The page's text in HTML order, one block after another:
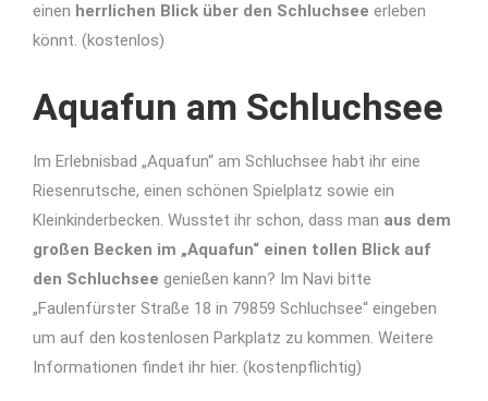
einen herrlichen Blick über den Schluchsee erleben
könnt. (kostenlos)
Aquafun am Schluchsee
Im Erlebnisbad „Aquafun“ am Schluchsee habt ihr eine
Riesenrutsche, einen schönen Spielplatz sowie ein
Kleinkinderbecken. Wusstet ihr schon, dass man aus dem
großen Becken im „Aquafun“ einen tollen Blick auf
den Schluchsee genießen kann? Im Navi bitte
„Faulenfürster Straße 18 in 79859 Schluchsee“ eingeben
um auf den kostenlosen Parkplatz zu kommen. Weitere
Informationen findet ihr hier. (kostenpflichtig)